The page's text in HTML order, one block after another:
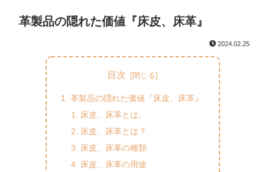
革製品の隠れた価値『床皮、床革』
2024.02.25
目次
革製品の隠れた価値『床皮、床革』
床皮、床革とは。
床皮、床革とは？
床皮、床革の種類
床皮、床革の用途